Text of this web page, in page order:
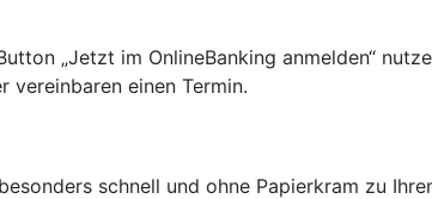
„Jetzt im OnlineBanking anmelden“
vereinbaren einen Termin.
schnell und ohne Papierkram zu